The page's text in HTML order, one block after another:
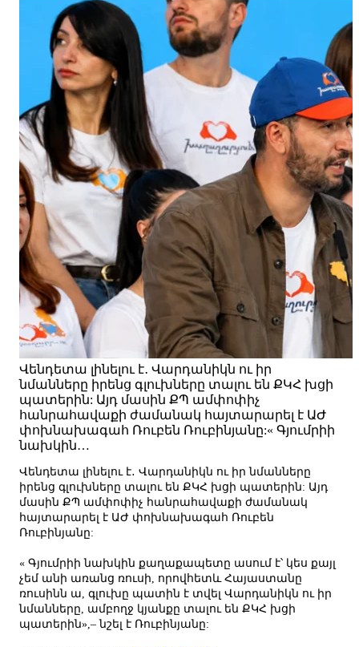
Վենդետա լինելու է․ Վարդանիկն ու իր
նմանները իրենց գլուխները տալու են ՔԿՀ խցի
պատերին: Այդ մասին ՔՊ ամփոփիչ
հանրահավաքի ժամանակ հայտարարել է ԱԺ
փոխնախագահ Ռուբեն Ռուբինյանը:« Գյումրիի
նախկին…
Վենդետա լինելու է․ Վարդանիկն ու իր նմանները
իրենց գլուխները տալու են ՔԿՀ խցի պատերին: Այդ
մասին ՔՊ ամփոփիչ հանրահավաքի ժամանակ
հայտարարել է ԱԺ փոխնախագահ Ռուբեն
Ռուբինյանը:
« Գյումրիի նախկին քաղաքապետը ասում է՝ կես քայլ
չեմ անի առանց ռուսի, որովհետև Հայաստանը
ռուսինն ա, գլուխը պատին է տվել Վարդանիկն ու իր
նմանները, ամբողջ կյանքը տալու են ՔԿՀ խցի
պատերին»,– նշել է Ռուբինյանը: